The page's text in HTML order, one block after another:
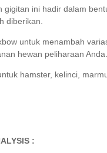
gigitan ini hadir dalam
diberikan.
untuk menambah
hewan peliharaan Anda.
hamster, kelinci,
: